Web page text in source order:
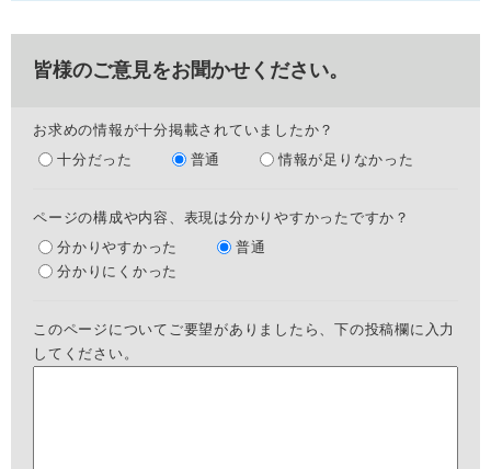
皆様のご意見をお聞かせください。
お求めの情報が十分掲載されていましたか？
十分だった
普通 情報が足りなかった
ページの構成や内容、表現は分かりやすかったですか？
分かりやすかった
普通
分かりにくかった
このページについてご要望がありましたら、下の投稿欄に入力
してください。